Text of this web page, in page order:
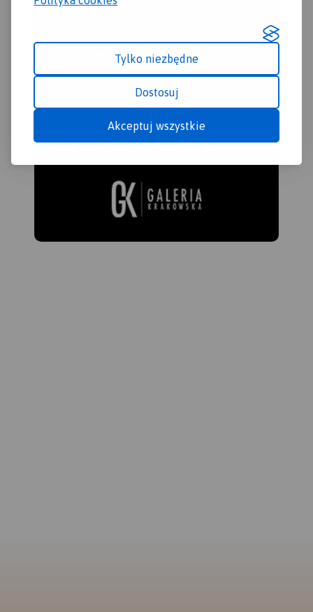
Tylko niezbędne
Dostosuj
Akceptuj wszystkie